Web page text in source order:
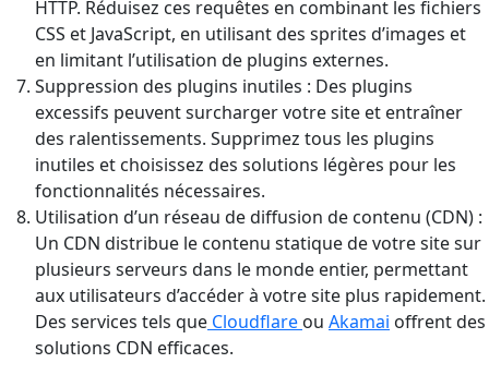
HTTP. Réduisez ces requêtes en combinant les fichiers
CSS et JavaScript, en utilisant des sprites d’images et
en limitant l’utilisation de plugins externes.
Suppression des plugins inutiles : Des plugins
excessifs peuvent surcharger votre site et entraîner
des ralentissements. Supprimez tous les plugins
inutiles et choisissez des solutions légères pour les
fonctionnalités nécessaires.
Utilisation d’un réseau de diffusion de contenu (CDN) :
Un CDN distribue le contenu statique de votre site sur
plusieurs serveurs dans le monde entier, permettant
aux utilisateurs d’accéder à votre site plus rapidement.
Des services tels que Cloudflare ou Akamai offrent des
solutions CDN efficaces.